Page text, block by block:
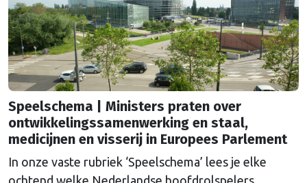
Speelschema | Ministers praten over
ontwikkelingssamenwerking en staal,
medicijnen en visserij in Europees Parlement
In onze vaste rubriek ‘Speelschema’ lees je elke
ochtend welke Nederlandse hoofdrolspelers